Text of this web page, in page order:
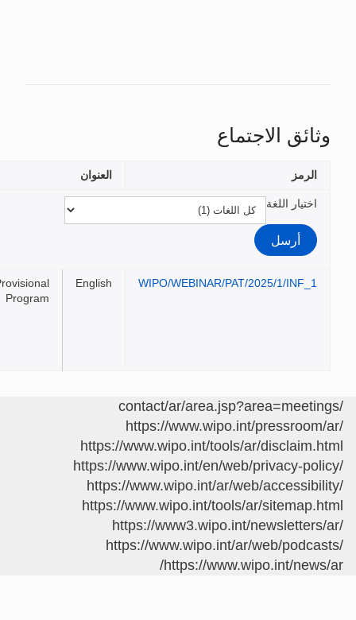
WIPO/WEBINAR/PAT/
English
Provisional
https://
https://www.wipo.int/tools/
https://www.wipo.int/en/
https://www.wipo.int/ar/
https://www.wipo.int/tools/
https://www3.wipo.int/
https://www.wipo.int/
https://